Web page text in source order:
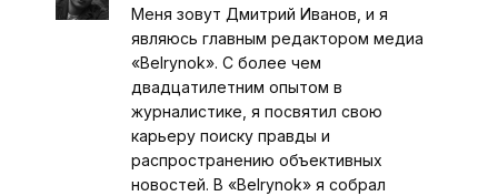
Меня зовут Дмитрий Иванов, и я
являюсь главным редактором медиа
«Belrynok». С более чем
двадцатилетним опытом в
журналистике, я посвятил свою
карьеру поиску правды и
распространению объективных
новостей. В «Belrynok» я собрал